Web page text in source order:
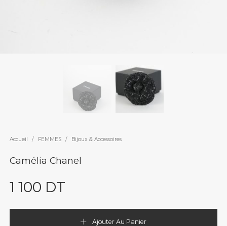
Accueil / FEMMES / Bijoux & Accessoires
Camélia Chanel
1 100 DT
Ajouter Au Panier